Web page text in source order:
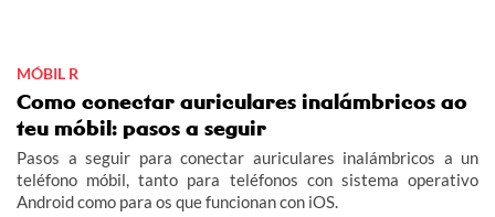
MÓBIL R
Como conectar auriculares inalámbricos ao
teu móbil: pasos a seguir
Pasos a seguir para conectar auriculares inalámbricos a un
teléfono móbil, tanto para teléfonos con sistema operativo
Android como para os que funcionan con iOS.